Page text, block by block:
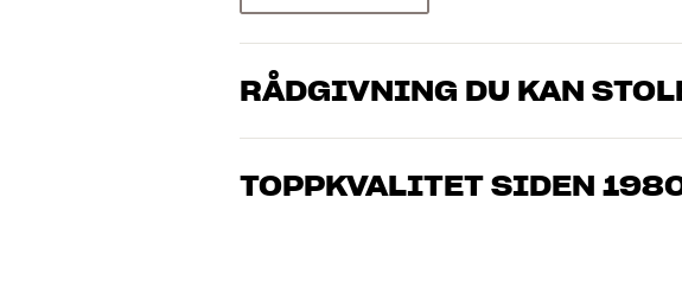
RÅDGIVNING DU KAN
Våre medarbeidere er ekte entusiaster som kjenner
og ditt budsjett best
TOPPKVALITET SIDEN